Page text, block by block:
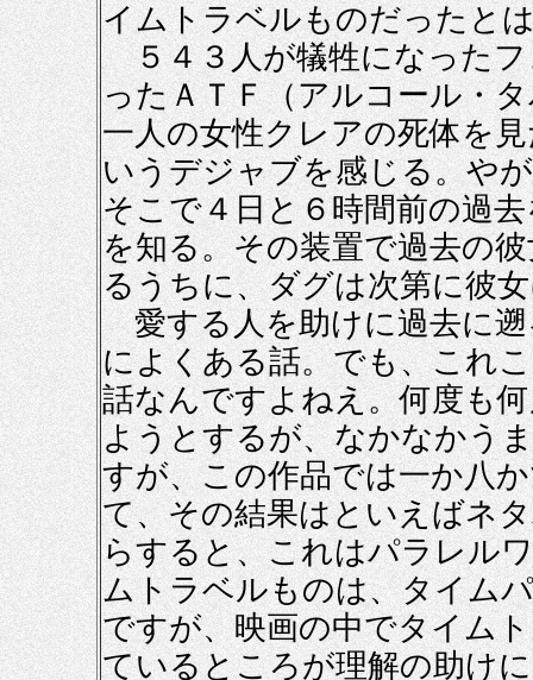
イムトラベルものだったと
５４３人が犠牲になったフ
ったＡＴＦ（アルコール・
一人の女性クレアの死体を
いうデジャブを感じる。や
そこで４日と６時間前の過
を知る。その装置で過去の
るうちに、ダグは次第に彼
愛する人を助けに過去に遡
によくある話。でも、これ
話なんですよねえ。何度も
ようとするが、なかなかう
すが、この作品では一か八
て、その結果はといえばネ
らすると、これはパラレル
ムトラベルものは、タイム
ですが、映画の中でタイム
ているところが理解の助け